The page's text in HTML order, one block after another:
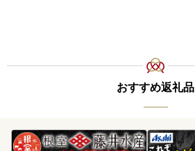
おすすめ返礼品